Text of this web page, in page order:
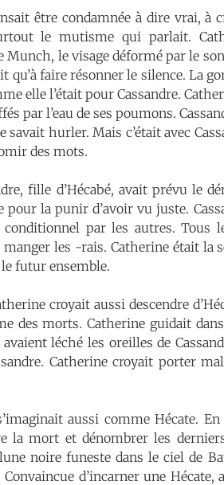
être condamnée à dire vrai, à
le mutisme qui parlait.
Munch, le visage déformé par le
faire résonner le silence. La
elle l’était pour Cassandre.
par l’eau de ses poumons.
hurler. Mais c’était avec
des mots.
fille d’Hécabé, avait prévu le
la punir d’avoir vu juste.
par les autres. Tous
les -rais. Catherine était la
futur ensemble.
croyait aussi descendre
des morts. Catherine guidait
léché les oreilles de
Catherine croyait porter
aussi comme Hécate. En
la mort et dénombrer les
noire funeste dans le ciel de
d’incarner une Hécate,